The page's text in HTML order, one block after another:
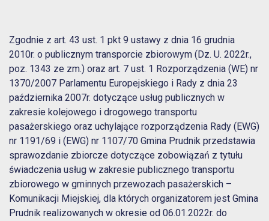
Zgodnie z art. 43 ust. 1 pkt 9 ustawy z dnia 16 grudnia
2010r. o publicznym transporcie zbiorowym (Dz. U. 2022r.,
poz. 1343 ze zm.) oraz art. 7 ust. 1 Rozporządzenia (WE) nr
1370/2007 Parlamentu Europejskiego i Rady z dnia 23
października 2007r. dotyczące usług publicznych w
zakresie kolejowego i drogowego transportu
pasażerskiego oraz uchylające rozporządzenia Rady (EWG)
nr 1191/69 i (EWG) nr 1107/70 Gmina Prudnik przedstawia
sprawozdanie zbiorcze dotyczące zobowiązań z tytułu
świadczenia usług w zakresie publicznego transportu
zbiorowego w gminnych przewozach pasażerskich –
Komunikacji Miejskiej, dla których organizatorem jest Gmina
Prudnik realizowanych w okresie od 06.01.2022r. do